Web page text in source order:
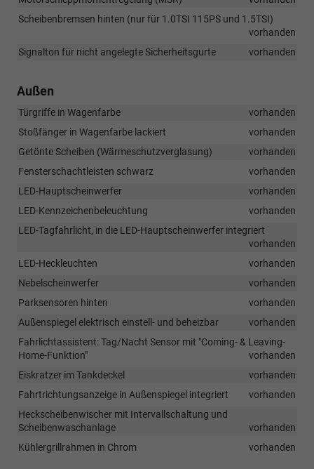
Scheibenbremsen hinten (nur für 1.0TSI 115PS und 1.5TSI)
vorhanden
Signalton für nicht angelegte Sicherheitsgurte
vorhanden
Außen
Türgriffe in Wagenfarbe
vorhanden
Stoßfänger in Wagenfarbe lackiert
vorhanden
Getönte Scheiben (Wärmeschutzverglasung)
vorhanden
Fensterschachtleisten schwarz
vorhanden
LED-Hauptscheinwerfer
vorhanden
LED-Kennzeichenbeleuchtung
vorhanden
LED-Tagfahrlicht, in die LED-Hauptscheinwerfer integriert
vorhanden
LED-Heckleuchten
vorhanden
Nebelscheinwerfer
vorhanden
Parksensoren hinten
vorhanden
Außenspiegel elektrisch einstell- und beheizbar
vorhanden
Fahrlichtassistent: Tag/Nacht Sensor mit "Coming- & Leaving-
Home-Funktion"
vorhanden
Eiskratzer im Tankdeckel
vorhanden
Fahrtrichtungsanzeige in Außenspiegel integriert
vorhanden
Heckscheibenwischer mit Intervallschaltung und
Scheibenwaschanlage
vorhanden
Kühlergrillrahmen in Chrom
vorhanden